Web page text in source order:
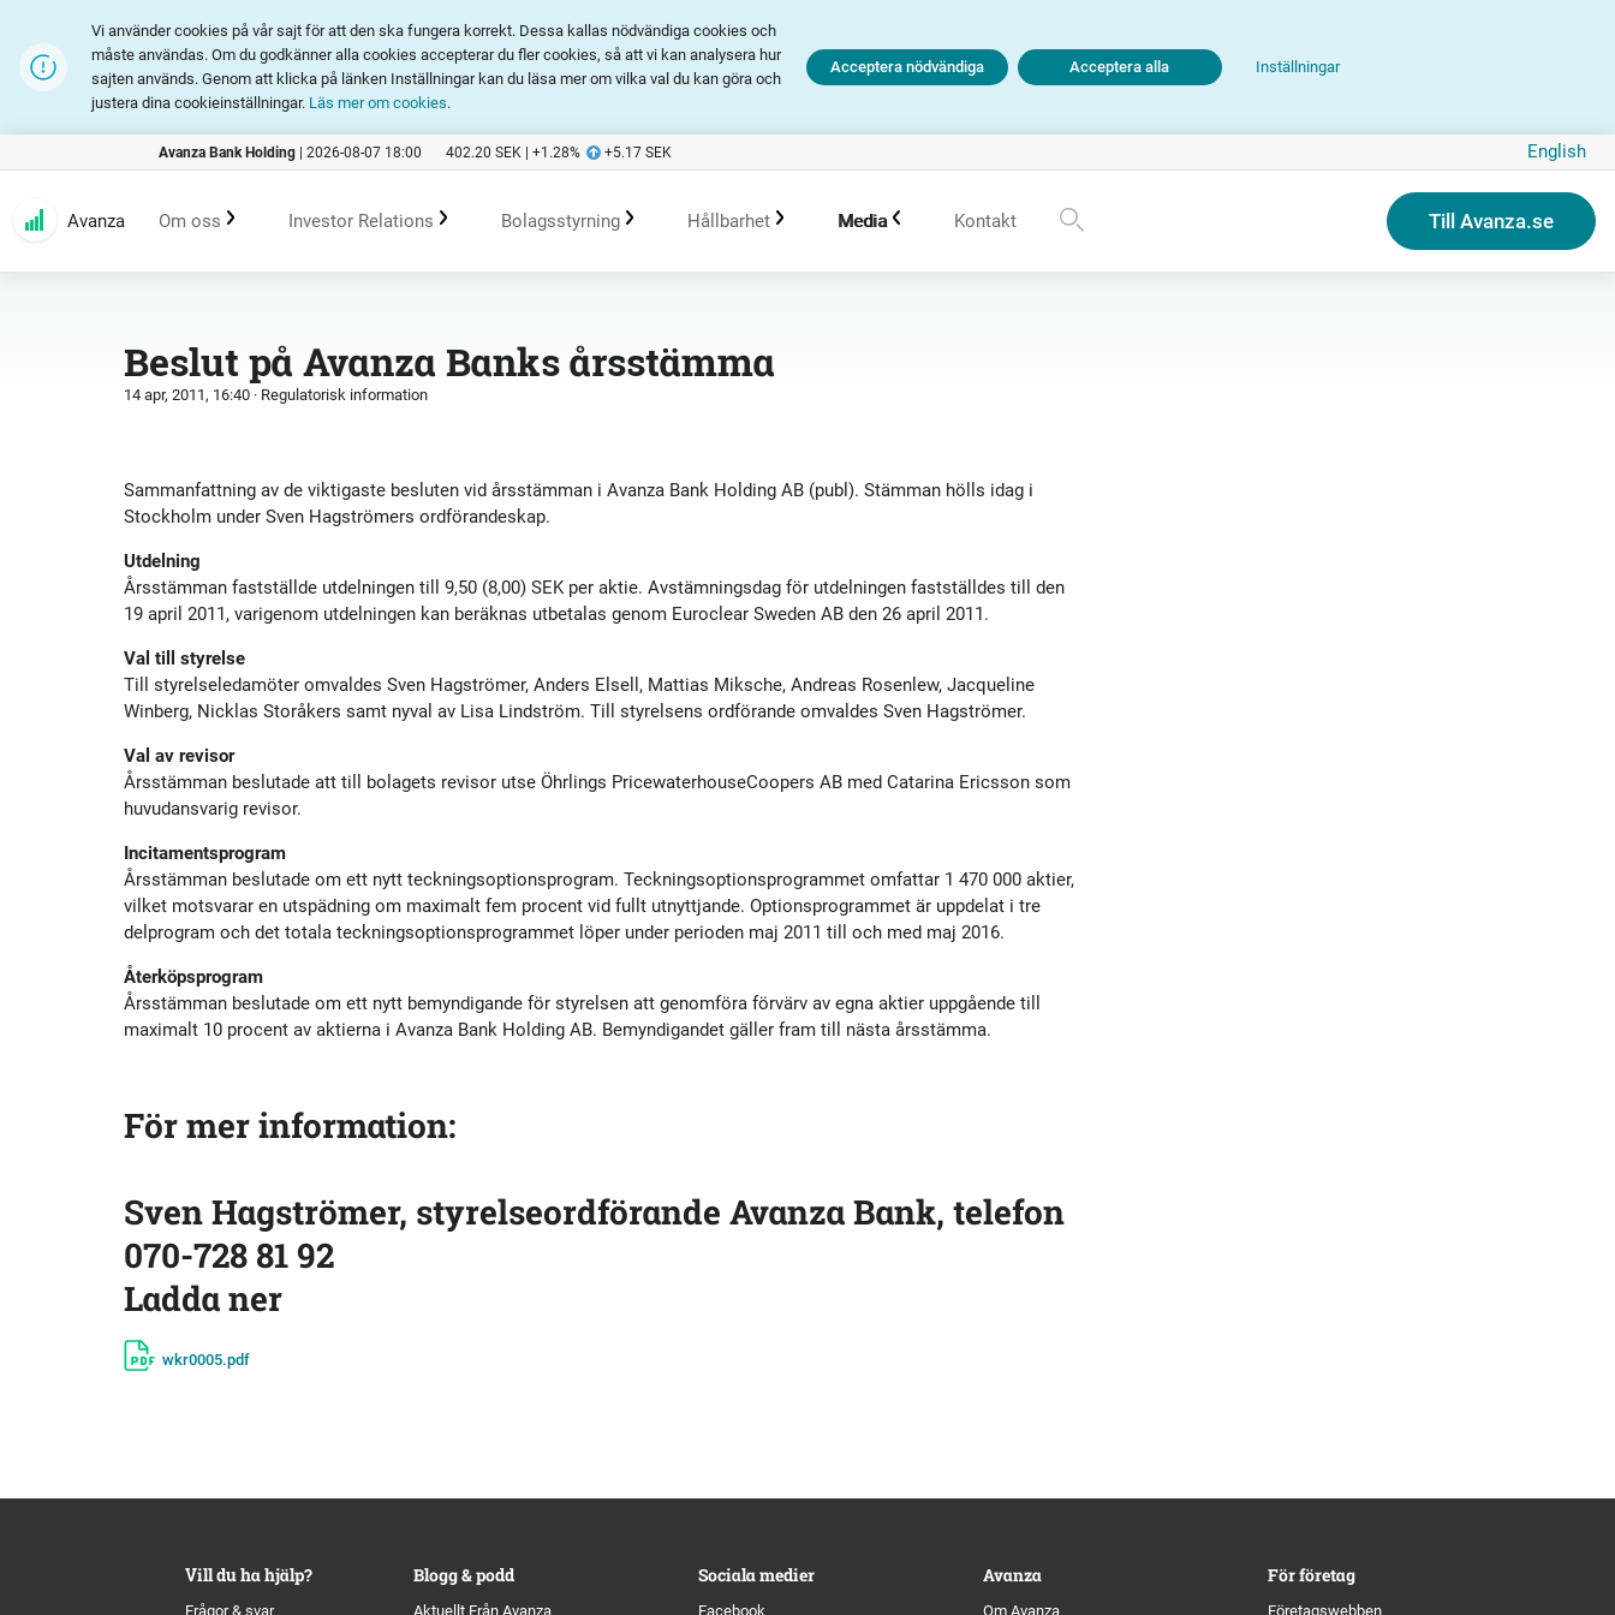
Vi använder cookies på vår sajt för att den ska fungera korrekt. Dessa kallas nödvändiga cookies och
måste användas. Om du godkänner alla cookies accepterar du fler cookies, så att vi kan analysera hur
sajten används. Genom att klicka på länken Inställningar kan du läsa mer om vilka val du kan göra och
justera dina cookieinställningar. Läs mer om cookies.
Inställningar
Acceptera nödvändiga Acceptera alla
Avanza Bank Holding | 2026-08-07 18:00 402.20 SEK | +1.28% +5.17 SEK English
Avanza Om oss
Erbjudande
Utmärkelser
Kultur
Organisation
Avanza Fonder
Avanza Pension
Placera
Investor Relations
Rapporter och presentationer
Primärkapitalinstrument
Kalender
Förlagslån
Bolagsstyrning
Koncernledning
Valberedning
Revisor
Policys
Hållbarhet Media
Sociala medier
Kontakt Till Avanza.se
Beslut på Avanza Banks årsstämma
14 apr, 2011, 16:40 · Regulatorisk information
Sammanfattning av de viktigaste besluten vid årsstämman i Avanza Bank Holding AB (publ). Stämman hölls idag i
Stockholm under Sven Hagströmers ordförandeskap.
Utdelning
Årsstämman fastställde utdelningen till 9,50 (8,00) SEK per aktie. Avstämningsdag för utdelningen fastställdes till den
19 april 2011, varigenom utdelningen kan beräknas utbetalas genom Euroclear Sweden AB den 26 april 2011.
Val till styrelse
Till styrelseledamöter omvaldes Sven Hagströmer, Anders Elsell, Mattias Miksche, Andreas Rosenlew, Jacqueline
Winberg, Nicklas Storåkers samt nyval av Lisa Lindström. Till styrelsens ordförande omvaldes Sven Hagströmer.
Val av revisor
Årsstämman beslutade att till bolagets revisor utse Öhrlings PricewaterhouseCoopers AB med Catarina Ericsson som
huvudansvarig revisor.
Incitamentsprogram
Årsstämman beslutade om ett nytt teckningsoptionsprogram. Teckningsoptionsprogrammet omfattar 1 470 000 aktier,
vilket motsvarar en utspädning om maximalt fem procent vid fullt utnyttjande. Optionsprogrammet är uppdelat i tre
delprogram och det totala teckningsoptionsprogrammet löper under perioden maj 2011 till och med maj 2016.
Återköpsprogram
Årsstämman beslutade om ett nytt bemyndigande för styrelsen att genomföra förvärv av egna aktier uppgående till
maximalt 10 procent av aktierna i Avanza Bank Holding AB. Bemyndigandet gäller fram till nästa årsstämma.
För mer information:
Sven Hagströmer, styrelseordförande Avanza Bank, telefon
070-728 81 92
Ladda ner
wkr0005.pdf
Vill du ha hjälp?
Frågor & svar
Blogg & podd
Aktuellt Från Avanza
Sociala medier
Facebook
Avanza
Om Avanza
För företag
Företagswebben